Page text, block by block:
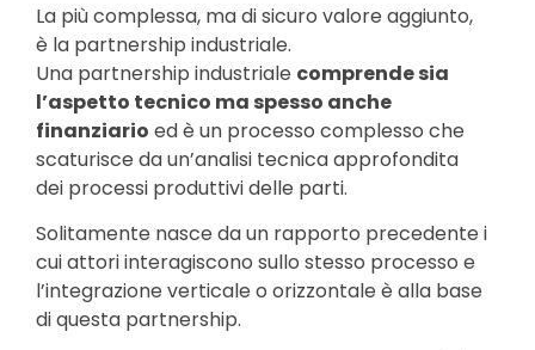
La più complessa, ma di sicuro valore aggiunto,
è la partnership industriale.
Una partnership industriale comprende sia
l’aspetto tecnico ma spesso anche
finanziario ed è un processo complesso che
scaturisce da un’analisi tecnica approfondita
dei processi produttivi delle parti.
Solitamente nasce da un rapporto precedente i
cui attori interagiscono sullo stesso processo e
l’integrazione verticale o orizzontale è alla base
di questa partnership.